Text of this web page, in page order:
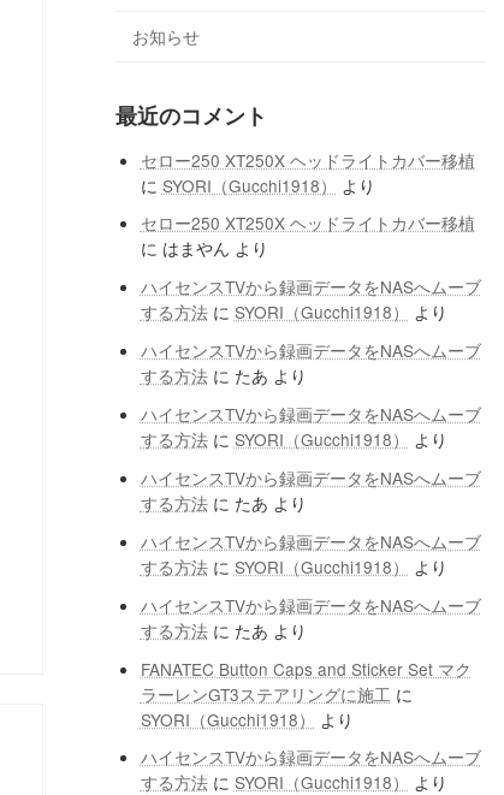
お知らせ
最近のコメント
セロー250 XT250X ヘッドライトカバー移植
に SYORI（Gucchi1918）
より
セロー250 XT250X ヘッドライトカバー移植
に はまやん より
ハイセンスTVから録画データをNASへムーブ
する方法に SYORI（Gucchi1918）
より
ハイセンスTVから録画データをNASへムーブ
する方法に たあ より
ハイセンスTVから録画データをNASへムーブ
する方法に SYORI（Gucchi1918）
より
ハイセンスTVから録画データをNASへムーブ
する方法に たあ より
ハイセンスTVから録画データをNASへムーブ
する方法に SYORI（Gucchi1918）
より
ハイセンスTVから録画データをNASへムーブ
する方法に たあ より
FANATEC Button Caps and Sticker Set マク
ラーレンGT3ステアリングに施工 に
SYORI（Gucchi1918）
より
ハイセンスTVから録画データをNASへムーブ
する方法に SYORI（Gucchi1918） より